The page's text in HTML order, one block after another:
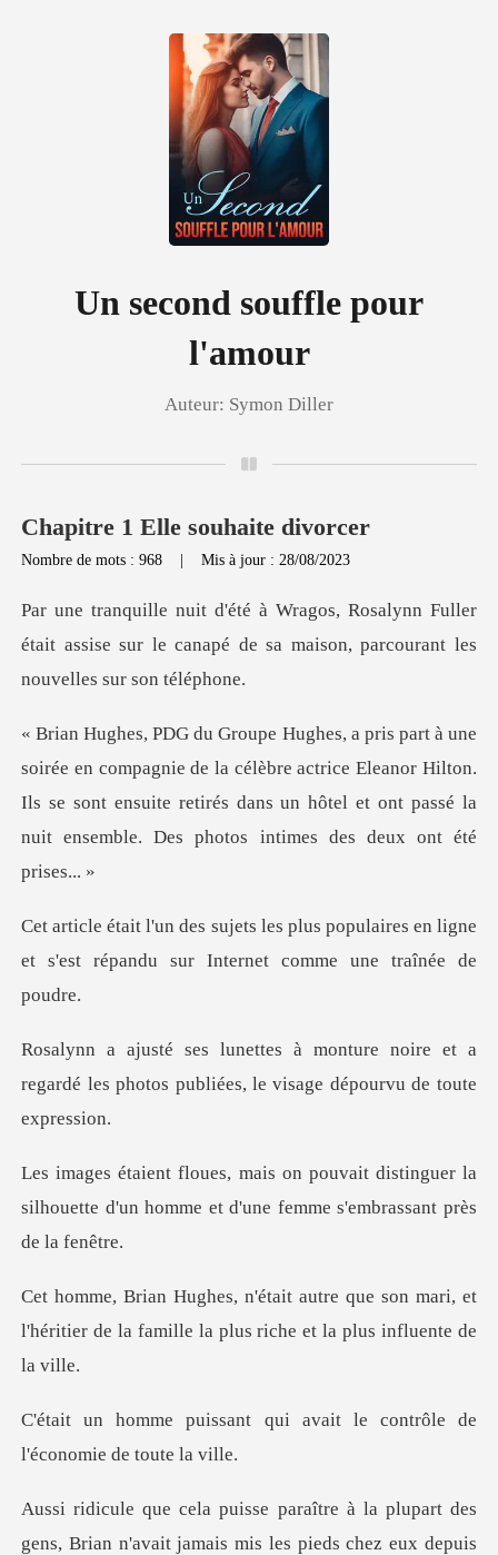
Historique
Un second souffle pour
l'amour
Auteur: Symon Diller
Chapitre 1 Elle souhaite divorcer
Nombre de mots : 968 |Mis à jour : 28/08/2023
n Fuller
était assise sur le canapé de sa maiso
la célèbre actrice Eleanor Hilton.
Ils se sont ensuite retirés dans un hôtel
us populaires en ligne
et s'est répandu
noire et a
regardé les photos publiées,
distinguer la
silhouette d'un homme et d'
son mari, et
l'héritier de la famille la pl
ui avait le contrôle de
l'é
t des
gens, Brian n'avait jamais mis les pieds chez